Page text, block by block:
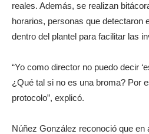
reales. Además, se realizan
horarios, personas que detectaron
dentro del plantel para facilitar las
“Yo como director no puedo decir
¿Qué tal si no es una broma? Por
protocolo”, explicó.
Núñez González reconoció que